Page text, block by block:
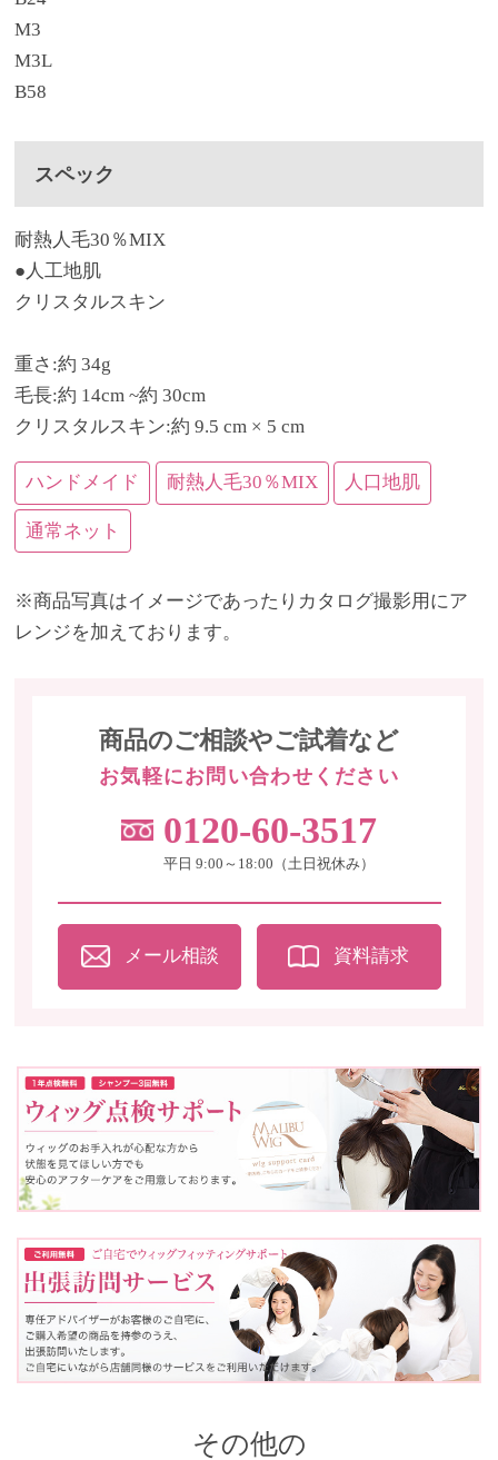
M3
M3L
B58
スペック
耐熱人毛30％MIX
●人工地肌
クリスタルスキン
重さ:約 34g
毛長:約 14cm ~約 30cm
クリスタルスキン:約 9.5 cm × 5 cm
ハンドメイド 耐熱人毛30％MIX 人口地肌
通常ネット
※商品写真はイメージであったりカタログ撮影用にア
レンジを加えております。
商品のご相談やご試着など
お気軽にお問い合わせください
0120-60-3517
平日 9:00～18:00（土日祝休み）
メール相談 資料請求
その他の